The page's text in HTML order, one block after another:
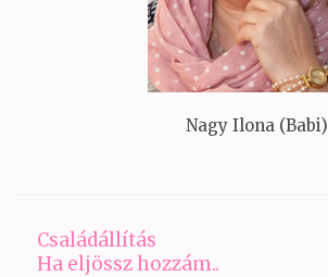
Nagy Ilona (Babi)
Családállítás
Ha eljössz hozzám..